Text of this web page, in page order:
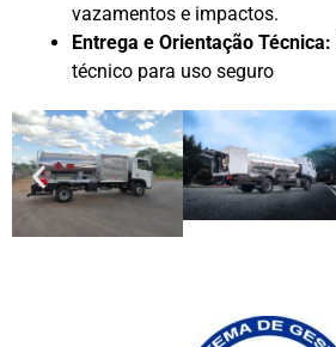
vazamentos e impactos.
Entrega e Orientação Técnica:
técnico para uso seguro